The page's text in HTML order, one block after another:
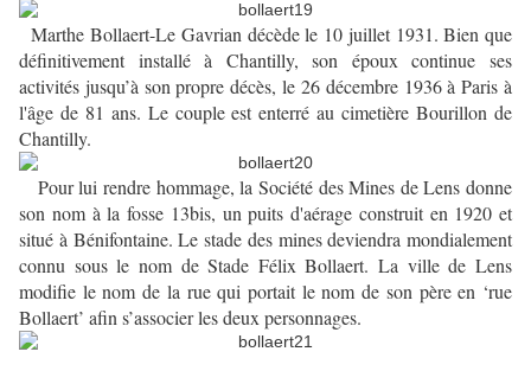
Marthe Bollaert-Le Gavrian décède le 10 juillet 1931. Bien que
définitivement installé à Chantilly, son époux continue ses
activités jusqu’à son propre décès, le 26 décembre 1936 à Paris à
l'âge de 81 ans. Le couple est enterré au cimetière Bourillon de
Chantilly.
Pour lui rendre hommage, la Société des Mines de Lens donne
son nom à la fosse 13bis, un puits d'aérage construit en 1920 et
situé à Bénifontaine. Le stade des mines deviendra mondialement
connu sous le nom de Stade Félix Bollaert. La ville de Lens
modifie le nom de la rue qui portait le nom de son père en ‘rue
Bollaert’ afin s’associer les deux personnages.